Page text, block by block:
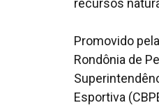
recursos
Promovido
Rondônia de
Esportiva